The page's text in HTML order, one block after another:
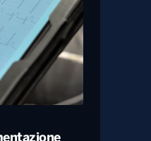
nuovo
resta di 17
ALTRO